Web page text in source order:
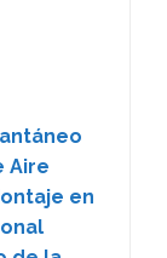
Aire
en